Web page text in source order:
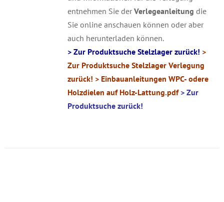
entnehmen Sie der Verlegeanleitung die
Sie online anschauen können oder aber
auch herunterladen können.
> Zur Produktsuche Stelzlager zurück! >
Zur Produktsuche Stelzlager Verlegung
zurück! > Einbauanleitungen WPC- odere
Holzdielen auf Holz-Lattung.pdf > Zur
Produktsuche zurück!